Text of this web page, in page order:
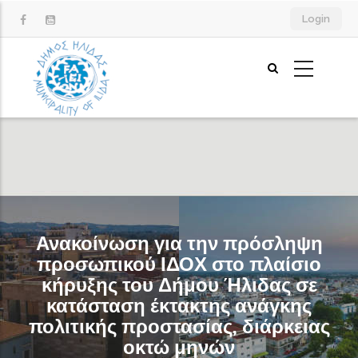
προς
περιεχόμενο
Login
Ανακοίνωση για την πρόσληψη
προσωπικού ΙΔΟΧ στο πλαίσιο
κήρυξης του Δήμου Ήλιδας σε
κατάσταση έκτακτης ανάγκης
πολιτικής προστασίας, διάρκειας
οκτώ μηνών